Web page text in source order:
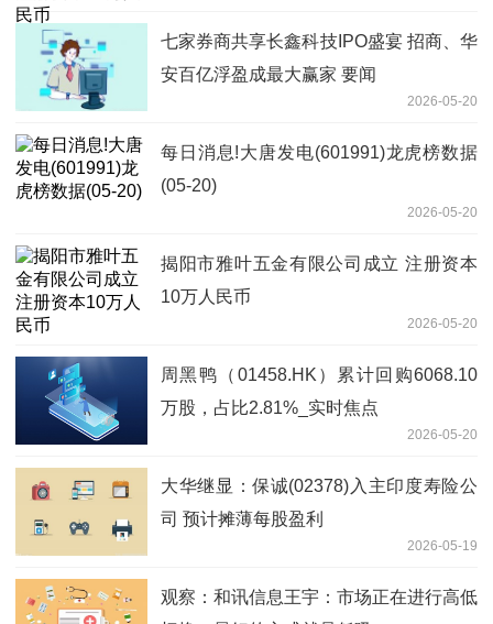
七家券商共享长鑫科技IPO盛宴 招商、华
安百亿浮盈成最大赢家 要闻
2026-05-20
每日消息!大唐发电(601991)龙虎榜数据
(05-20)
2026-05-20
揭阳市雅叶五金有限公司成立 注册资本
10万人民币
2026-05-20
周黑鸭（01458.HK）累计回购6068.10
万股，占比2.81%_实时焦点
2026-05-20
大华继显：保诚(02378)入主印度寿险公
司 预计摊薄每股盈利
2026-05-19
观察：和讯信息王宇：市场正在进行高低